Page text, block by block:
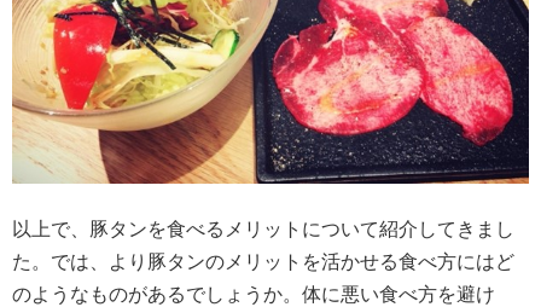
以上で、豚タンを食べるメリットについて紹介してきまし
た。では、より豚タンのメリットを活かせる食べ方にはど
のようなものがあるでしょうか。体に悪い食べ方を避け